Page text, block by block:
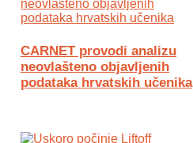
CARNET provodi analizu
neovlašteno objavljenih
podataka hrvatskih učenika